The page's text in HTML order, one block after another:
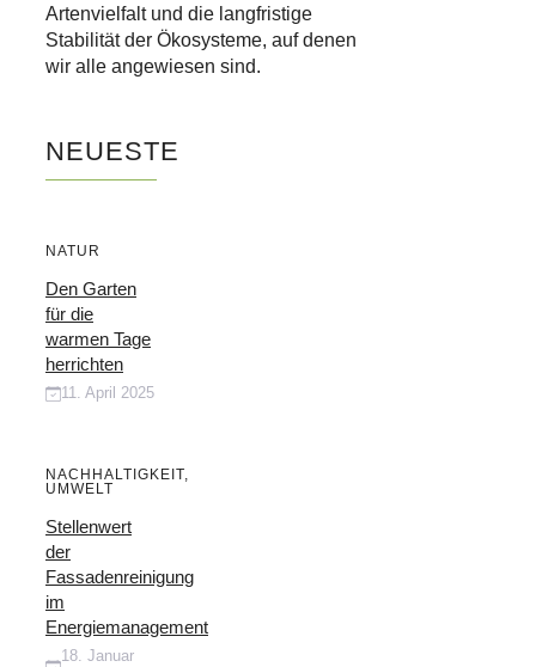
Artenvielfalt und die langfristige
Stabilität der Ökosysteme, auf denen
wir alle angewiesen sind.
NEUESTE
NATUR
Den Garten
für die
warmen Tage
herrichten
11. April 2025
NACHHALTIGKEIT,
UMWELT
Stellenwert
der
Fassadenreinigung
im
Energiemanagement
18. Januar